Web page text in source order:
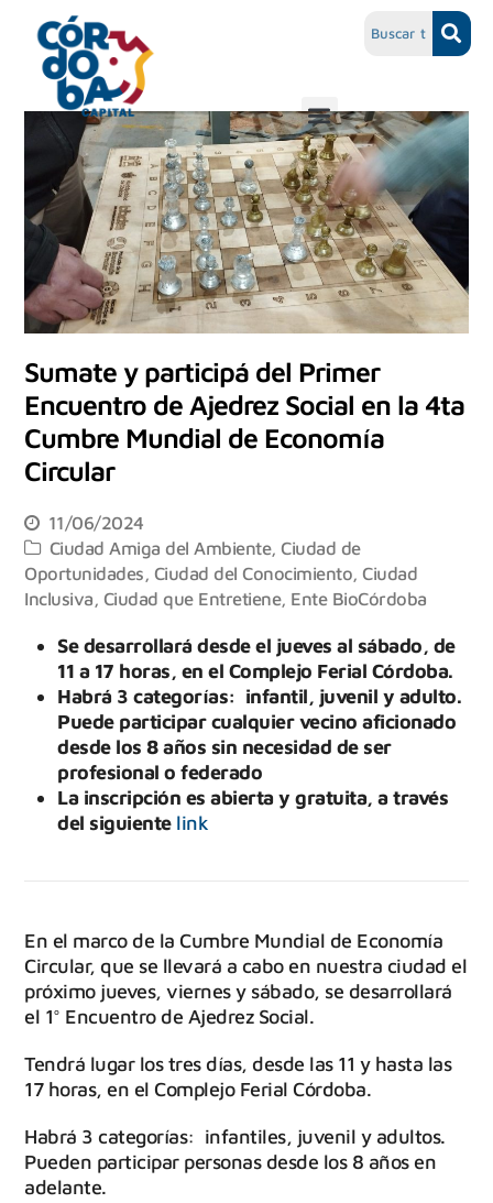
Sumate y participá del Primer
Encuentro de Ajedrez Social en la 4ta
Cumbre Mundial de Economía
Circular
11/06/2024
Ciudad Amiga del Ambiente,Ciudad de
Oportunidades Ciudad del Conocimiento ,Ciudad
Inclusiva Ciudad que Entretiene, Ente BioCórdoba
Se desarrollará desde el jueves al sábado, de
11 a 17 horas, en el Complejo Ferial Córdoba.
Habrá 3 categorías: infantil, juvenil y adulto.
Puede participar cualquier vecino aficionado
desde los 8 años sin necesidad de ser
profesional o federado
La inscripción es abierta y gratuita, a través
del siguiente link
En el marco de la Cumbre Mundial de Economía
Circular, que se llevará a cabo en nuestra ciudad el
próximo jueves, viernes y sábado, se desarrollará
el 1° Encuentro de Ajedrez Social.
Tendrá lugar los tres días, desde las 11 y hasta las
17 horas, en el Complejo Ferial Córdoba.
Habrá 3 categorías: infantiles, juvenil y adultos.
Pueden participar personas desde los 8 años en
adelante.